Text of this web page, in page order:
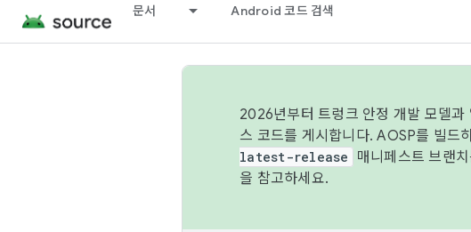
문서 Android 코드 검색
2026년부터 트렁크 안정 개발 모델
스 코드를 게시합니다. AOSP를 빌드
latest-release
매니페스트 브랜
을 참고하세요.